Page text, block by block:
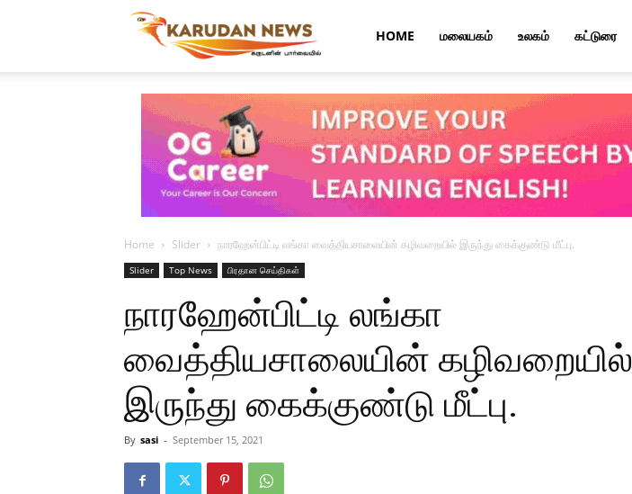
Karudan
News
HOME மலையகம் உலகம் கட்டுரை
Home Slider நாரஹேன்பிட்டி லங்கா வைத்தியசாலையின் கழிவறையில் இருந்து கைக்குண்டு மீட்பு.
Slider Top News பிரதான செய்திகள்
நாரஹேன்பிட்டி லங்கா
வைத்தியசாலையின் கழிவறையில்
இருந்து கைக்குண்டு மீட்பு.
By sasi - September 15, 2021